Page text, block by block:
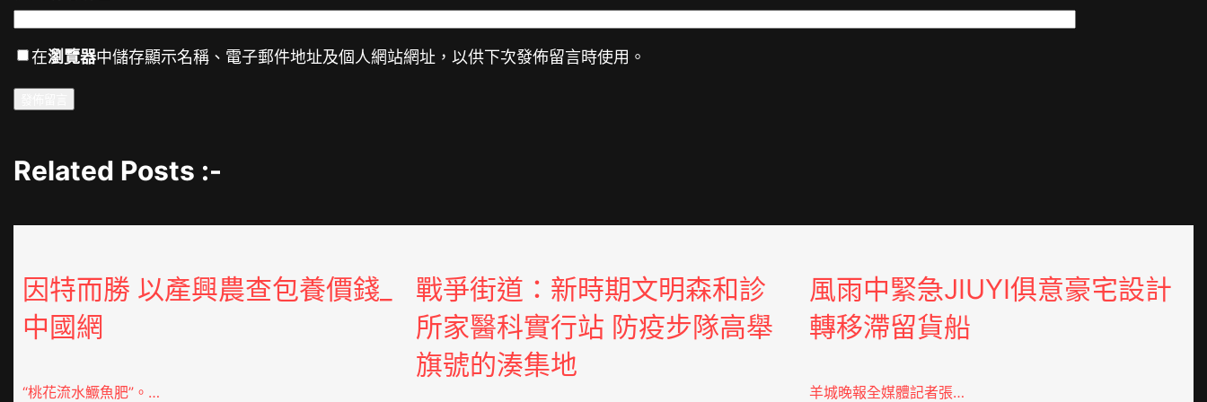
在瀏覽器中儲存顯示名稱、電子郵件地址及個人網站網址，以供下次發佈留言時使用。
Related Posts :-
因特而勝 以產興農查包養價錢_
中國網
“桃花流水鱖魚肥”。…
戰爭街道：新時期文明森和診
所家醫科實行站 防疫步隊高舉
旗號的湊集地
風雨中緊急JIUYI俱意豪宅設計
轉移滯留貨船
羊城晚報全媒體記者張…